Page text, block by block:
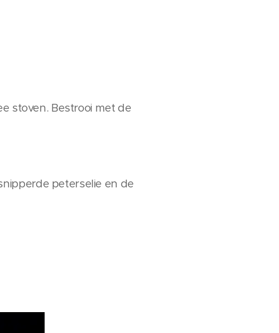
stoven. Bestrooi met de
peterselie en de